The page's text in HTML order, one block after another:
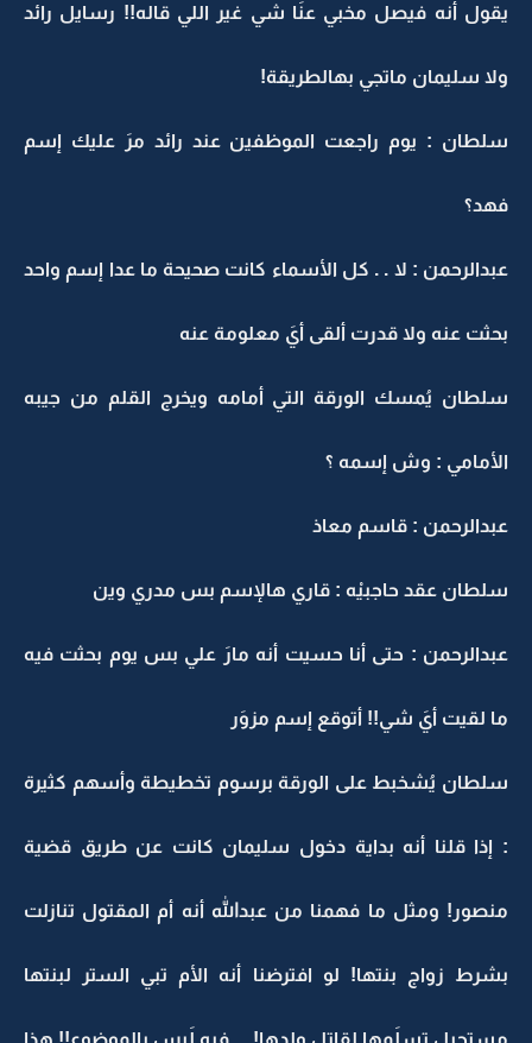
يقول أنه فيصل مخبي عنَا شي غير اللي قاله!! رسايل رائد
ولا سليمان ماتجي بهالطريقة!
سلطان : يوم راجعت الموظفين عند رائد مرَ عليك إسم
فهد؟
عبدالرحمن : لا . . كل الأسماء كانت صحيحة ما عدا إسم واحد
بحثت عنه ولا قدرت ألقى أيَ معلومة عنه
سلطان يُمسك الورقة التي أمامه ويخرج القلم من جيبه
الأمامي : وش إسمه ؟
عبدالرحمن : قاسم معاذ
سلطان عقد حاجبيْه : قاري هالإسم بس مدري وين
عبدالرحمن : حتى أنا حسيت أنه مارَ علي بس يوم بحثت فيه
ما لقيت أيَ شي!! أتوقع إسم مزوَر
سلطان يُشخبط على الورقة برسوم تخطيطة وأسهم كثيرة
: إذا قلنا أنه بداية دخول سليمان كانت عن طريق قضية
منصور! ومثل ما فهمنا من عبدالله أنه أم المقتول تنازلت
بشرط زواج بنتها! لو افترضنا أنه الأم تبي الستر لبنتها
مستحيل تسلَمها لقاتل ولدها! . . فيه لَبس بالموضوع!! هذا